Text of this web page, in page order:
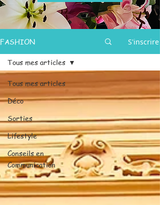
FASHION S'inscrire
Tous mes articles
Déco
Sorties
Lifestyle
Conseils en
Communication
Tous mes articles